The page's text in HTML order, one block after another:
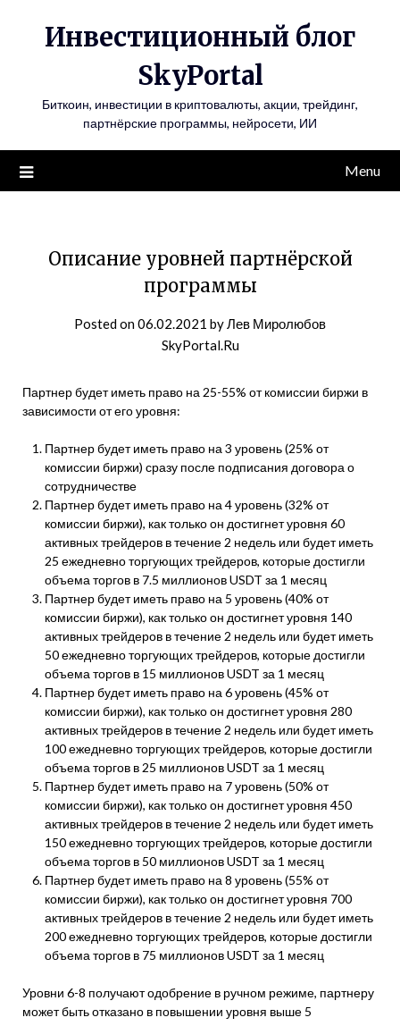
Инвестиционный блог
SkyPortal
Биткоин, инвестиции в криптовалюты, акции, трейдинг,
партнёрские программы, нейросети, ИИ
Menu
Описание уровней партнёрской
программы
Posted on06.02.2021 byЛев Миролюбов
SkyPortal.Ru
Партнер будет иметь право на 25-55% от комиссии биржи в
зависимости от его уровня:
Партнер будет иметь право на 3 уровень (25% от
комиссии биржи) сразу после подписания договора о
сотрудничестве
Партнер будет иметь право на 4 уровень (32% от
комиссии биржи), как только он достигнет уровня 60
активных трейдеров в течение 2 недель или будет иметь
25 ежедневно торгующих трейдеров, которые достигли
объема торгов в 7.5 миллионов USDT за 1 месяц
Партнер будет иметь право на 5 уровень (40% от
комиссии биржи), как только он достигнет уровня 140
активных трейдеров в течение 2 недель или будет иметь
50 ежедневно торгующих трейдеров, которые достигли
объема торгов в 15 миллионов USDT за 1 месяц
Партнер будет иметь право на 6 уровень (45% от
комиссии биржи), как только он достигнет уровня 280
активных трейдеров в течение 2 недель или будет иметь
100 ежедневно торгующих трейдеров, которые достигли
объема торгов в 25 миллионов USDT за 1 месяц
Партнер будет иметь право на 7 уровень (50% от
комиссии биржи), как только он достигнет уровня 450
активных трейдеров в течение 2 недель или будет иметь
150 ежедневно торгующих трейдеров, которые достигли
объема торгов в 50 миллионов USDT за 1 месяц
Партнер будет иметь право на 8 уровень (55% от
комиссии биржи), как только он достигнет уровня 700
активных трейдеров в течение 2 недель или будет иметь
200 ежедневно торгующих трейдеров, которые достигли
объема торгов в 75 миллионов USDT за 1 месяц
Уровни 6-8 получают одобрение в ручном режиме, партнеру
может быть отказано в повышении уровня выше 5